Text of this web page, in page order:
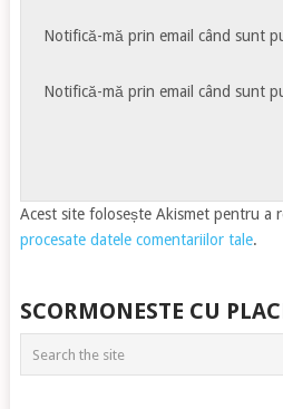
Notifică-mă prin email când sunt
Notifică-mă prin email când sunt
Acest site folosește Akismet pentru a
procesate datele comentariilor tale.
SCORMONESTE CU